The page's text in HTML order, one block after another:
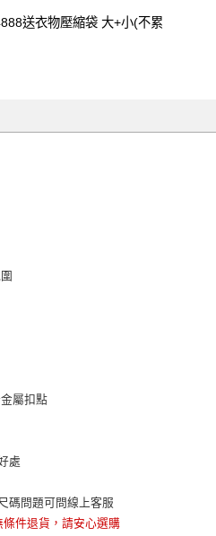
價$199 (現省191元)
送衣物壓縮袋 大+小(不累
屬扣點
處
碼問題可問線上客服
件退貨，請安心選購